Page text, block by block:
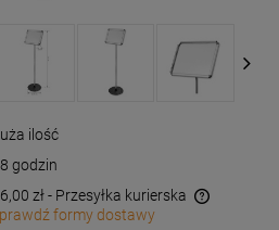
ilość
godzin
zł- Przesyłka kurierska
kosztów płatności
formy dostawy